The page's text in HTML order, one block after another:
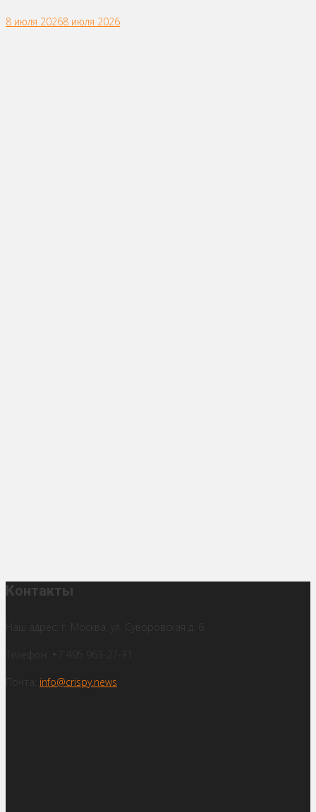
8 июля 20268 июля 2026
Контакты
Наш адрес: г. Москва, ул. Суворовская д. 6
Телефон: +7 495 963-27-31
Почта: info@crispy.news